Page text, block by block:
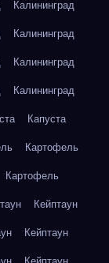
Калининград
Калининград
Калининград
Калининград
Капуста
Картофель
Картофель
Кейптаун
Кейптаун